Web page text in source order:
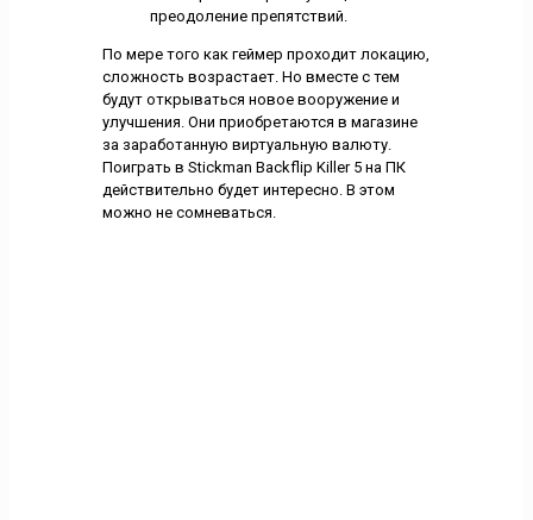
преодоление препятствий.
По мере того как геймер проходит локацию,
сложность возрастает. Но вместе с тем
будут открываться новое вооружение и
улучшения. Они приобретаются в магазине
за заработанную виртуальную валюту.
Поиграть в Stickman Backflip Killer 5 на ПК
действительно будет интересно. В этом
можно не сомневаться.